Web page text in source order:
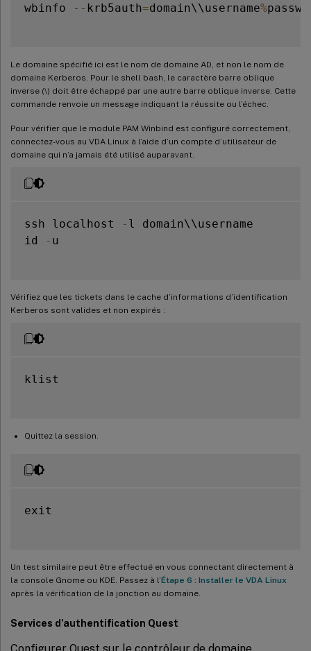
wbinfo -- krb5auth=domain\\username%
Le domaine spécifié ici est le nom de domaine AD, et non le nom de
domaine Kerberos. Pour le shell bash, le caractère barre oblique
inverse (\) doit être échappé par une autre barre oblique inverse. Cette
commande renvoie un message indiquant la réussite ou l’échec.
Pour vérifier que le module PAM Winbind est configuré correctement,
connectez-vous au VDA Linux à l’aide d’un compte d’utilisateur de
domaine qui n’a jamais été utilisé auparavant.
ssh localhost - l domain\\username
id
- u
Vérifiez que les tickets dans le cache d’informations d’identification
Kerberos sont valides et non expirés :
klist
Quittez la session.
exit
Un test similaire peut être effectué en vous connectant directement à
la console Gnome ou KDE. Passez à l’Étape 6 : Installer le VDA Linux
après la vérification de la jonction au domaine.
Services d’authentification Quest
Configurer Quest sur le contrôleur de domaine